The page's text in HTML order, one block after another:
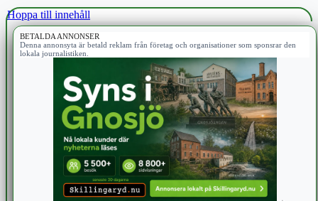
Hoppa till innehåll
BETALDA ANNONSER
Denna annonsyta är betald reklam från företag och organisationer som sponsrar den
lokala journalistiken.